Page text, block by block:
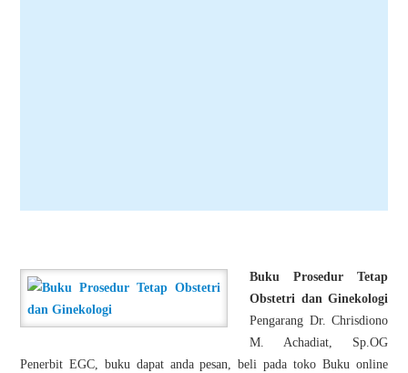
Buku Prosedur Tetap
Obstetri dan Ginekologi
Pengarang Dr. Chrisdiono
M. Achadiat, Sp.OG
Penerbit EGC, buku dapat anda pesan, beli pada toko Buku online